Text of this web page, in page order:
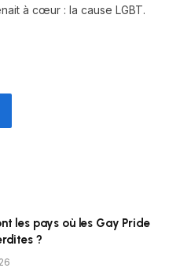
à cœur : la cause LGBT.
les pays où les Gay Pride
?